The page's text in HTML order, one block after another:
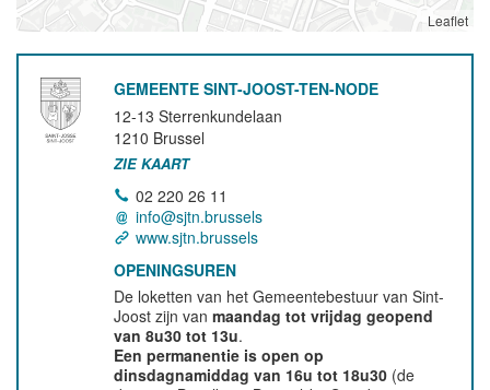
Leaflet
GEMEENTE SINT-JOOST-TEN-NODE
12-13 Sterrenkundelaan
1210 Brussel
ZIE KAART
02 220 26 11
info@sjtn.brussels
www.sjtn.brussels
OPENINGSUREN
De loketten van het Gemeentebestuur van Sint-
Joost zijn vanmaandag tot vrijdag geopend
van 8u30 tot 13u.
Een permanentie is open op
dinsdagnamiddag van 16u tot 18u30 (de